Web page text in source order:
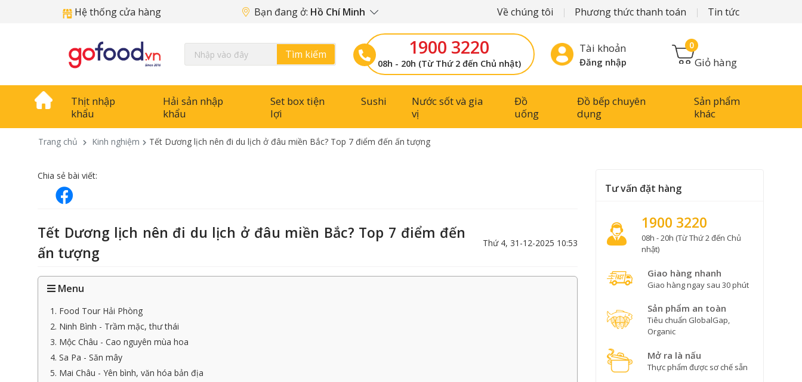
Hệ thống cửa hàng Bạn đang ở: Hồ Chí Minh Về chúng tôi Phương thức thanh toán Tin tức
Tìm kiếm 1900 3220
08h - 20h (Từ Thứ 2 đến Chủ nhật)
Tài khoản
Đăng nhập Giỏ hàng
0
Thịt nhập
khẩu
Hải sản nhập
khẩu
Set box tiện
lợi
Sushi
Nước sốt và gia
vị
Đồ
uống
Đồ bếp chuyên
dụng
Sản phẩm
khác
Trang chủ Kinh nghiệm Tết Dương lịch nên đi du lịch ở đâu miền Bắc? Top 7 điểm đến ấn tượng
Chia sẻ bài viết:
Tết Dương lịch nên đi du lịch ở đâu miền Bắc? Top 7 điểm đến
ấn tượng
Thứ 4, 31-12-2025 10:53
Menu
1. Food Tour Hải Phòng
2. Ninh Bình - Trầm mặc, thư thái
3. Mộc Châu - Cao nguyên mùa hoa
4. Sa Pa - Săn mây
5. Mai Châu - Yên bình, văn hóa bản địa
Tư vấn đặt hàng
1900 3220
08h - 20h (Từ Thứ 2 đến Chủ
nhật)
Giao hàng nhanh
Giao hàng ngay sau 30 phút
Sản phẩm an toàn
Tiêu chuẩn GlobalGap,
Organic
Mở ra là nấu
Thực phẩm được sơ chế sẵn